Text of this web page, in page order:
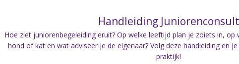
Handleiding Juniorenconsult
Hoe ziet juniorenbegeleiding eruit? Op welke leeftijd plan je zoiets in,
hond of kat en wat adviseer je de eigenaar? Volg deze handleiding en
praktijk!